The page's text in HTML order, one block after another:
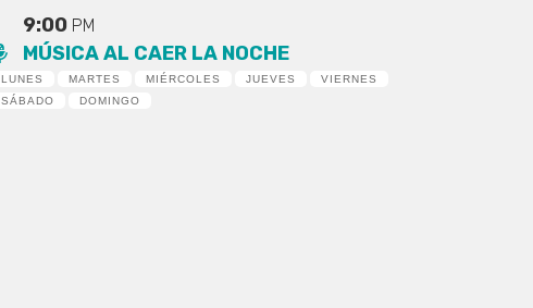
9:00 PM
MÚSICA AL CAER LA NOCHE
LUNES MARTES MIÉRCOLES JUEVES
VIERNES
SÁBADO
DOMINGO